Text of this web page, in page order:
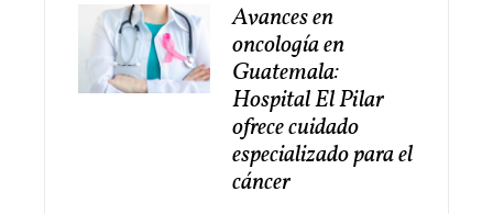
Avances en
oncología en
Guatemala:
Hospital El Pilar
ofrece cuidado
especializado para el
cáncer